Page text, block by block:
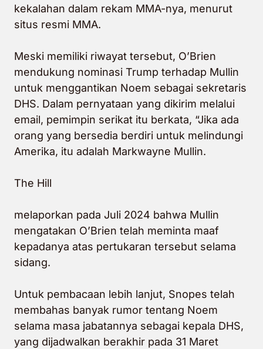
kekalahan dalam rekam MMA-nya, menurut
situs resmi MMA.
Meski memiliki riwayat tersebut, O’Brien
mendukung nominasi Trump terhadap Mullin
untuk menggantikan Noem sebagai sekretaris
DHS. Dalam pernyataan yang dikirim melalui
email, pemimpin serikat itu berkata, “Jika ada
orang yang bersedia berdiri untuk melindungi
Amerika, itu adalah Markwayne Mullin.
The Hill
melaporkan pada Juli 2024 bahwa Mullin
mengatakan O’Brien telah meminta maaf
kepadanya atas pertukaran tersebut selama
sidang.
Untuk pembacaan lebih lanjut, Snopes telah
membahas banyak rumor tentang Noem
selama masa jabatannya sebagai kepala DHS,
yang dijadwalkan berakhir pada 31 Maret